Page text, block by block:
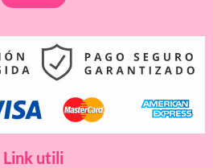
Link utili